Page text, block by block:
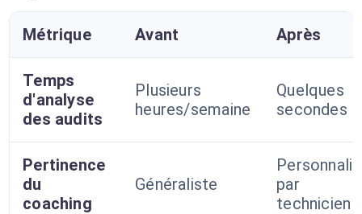
Métrique Avant Après
Temps
d'analyse
des audits
Plusieurs
heures/semaine
Quelques
secondes
Pertinence
du
coaching
Généraliste
par
technicien